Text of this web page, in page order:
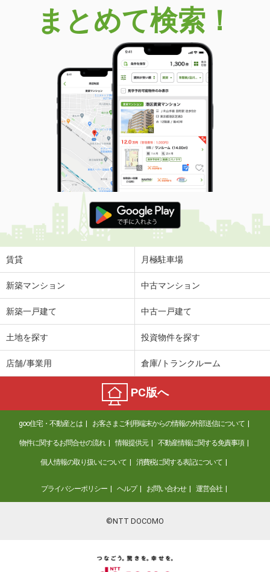
まとめて検索！
賃貸 月極駐車場
新築マンション 中古マンション
新築一戸建て 中古一戸建て
土地を探す 投資物件を探す
店舗/事業用 倉庫/トランクルーム
PC版へ
goo住宅・不動産とは お客さまご利用端末からの情報の外部送信について
物件に関するお問合せの流れ 情報提供元 不動産情報に関する免責事項
個人情報の取り扱いについて 消費税に関する表記について
プライバシーポリシー ヘルプ お問い合わせ 運営会社
©NTT DOCOMO